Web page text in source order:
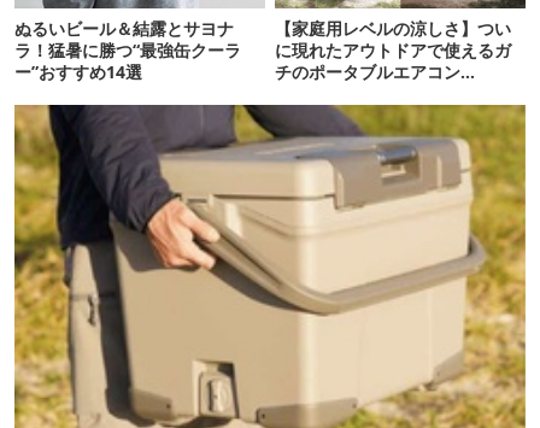
ぬるいビール＆結露とサヨナ
ラ！猛暑に勝つ“最強缶クーラ
ー”おすすめ14選
【家庭用レベルの涼しさ】つい
に現れたアウトドアで使えるガ
チのポータブルエアコン